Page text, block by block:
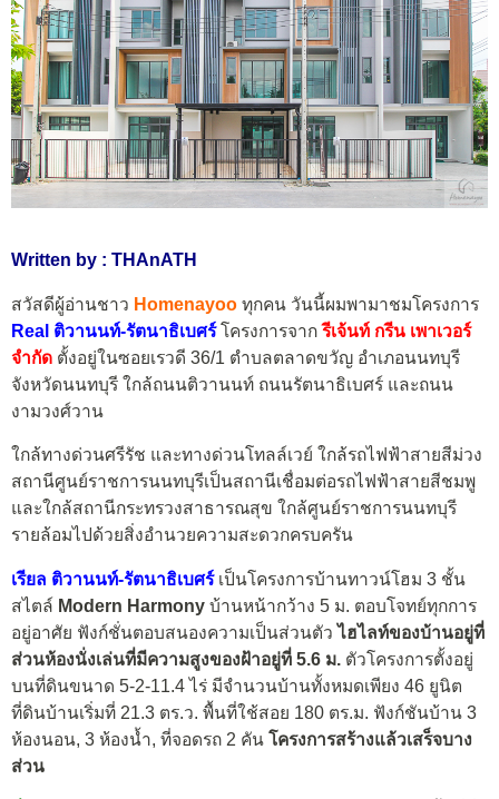
Written by : THAnATH
สวัสดีผู้อ่านชาว Homenayoo ทุกคน วันนี้ผมพามาชมโครงการ
Real ติวานนท์-รัตนาธิเบศร์ โครงการจากรีเจ้นท์ กรีน เพาเวอร์
จำกัด ตั้งอยู่ในซอยเรวดี 36/1 ตำบลตลาดขวัญ อำเภอนนทบุรี
จังหวัดนนทบุรี ใกล้ถนนติวานนท์ ถนนรัตนาธิเบศร์ และถนน
งามวงศ์วาน
ใกล้ทางด่วนศรีรัช และทางด่วนโทลล์เวย์ ใกล้รถไฟฟ้าสายสีม่วง
สถานีศูนย์ราชการนนทบุรีเป็นสถานีเชื่อมต่อรถไฟฟ้าสายสีชมพู
และใกล้สถานีกระทรวงสาธารณสุข ใกล้ศูนย์ราชการนนทบุรี
รายล้อมไปด้วยสิ่งอำนวยความสะดวกครบครัน
เรียล ติวานนท์-รัตนาธิเบศร์ เป็นโครงการบ้านทาวน์โฮม 3 ชั้น
สไตล์ Modern Harmony บ้านหน้ากว้าง 5 ม. ตอบโจทย์ทุกการ
อยู่อาศัย ฟังก์ชั่นตอบสนองความเป็นส่วนตัว ไฮไลท์ของบ้านอยู่ที่
ส่วนห้องนั่งเล่นที่มีความสูงของฝ้าอยู่ที่ 5.6 ม. ตัวโครงการตั้งอยู่
บนที่ดินขนาด 5-2-11.4 ไร่ มีจำนวนบ้านทั้งหมดเพียง 46 ยูนิต
ที่ดินบ้านเริ่มที่ 21.3 ตร.ว. พื้นที่ใช้สอย 180 ตร.ม. ฟังก์ชันบ้าน 3
ห้องนอน, 3 ห้องน้ำ, ที่จอดรถ 2 คัน โครงการสร้างแล้วเสร็จบาง
ส่วน